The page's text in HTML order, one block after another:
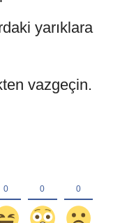
yarıklara
vazgeçin.